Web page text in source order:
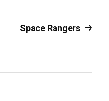
Space Rangers